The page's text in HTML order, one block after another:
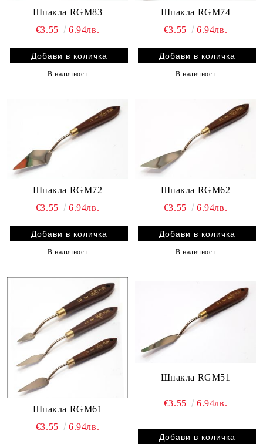
Шпакла RGM83
€3.55
6.94лв.
В наличност
Шпакла RGM74
€3.55
6.94лв.
В наличност
Шпакла RGM72
€3.55
6.94лв.
В наличност
Шпакла RGM62
€3.55
6.94лв.
В наличност
Шпакла RGM61
€3.55
6.94лв.
Шпакла RGM51
€3.55 6.94лв.